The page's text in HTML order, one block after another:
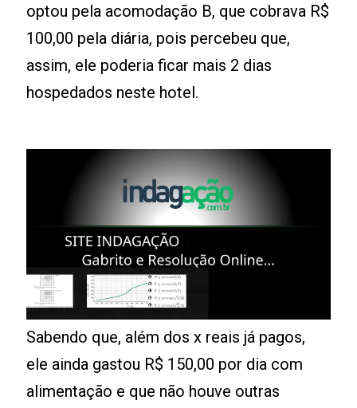
optou pela acomodação B, que cobrava R$
100,00 pela diária, pois percebeu que,
assim, ele poderia ficar mais 2 dias
hospedados neste hotel.
Sabendo que, além dos x reais já pagos,
ele ainda gastou R$ 150,00 por dia com
alimentação e que não houve outras